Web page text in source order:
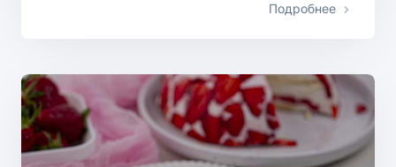
Подробнее